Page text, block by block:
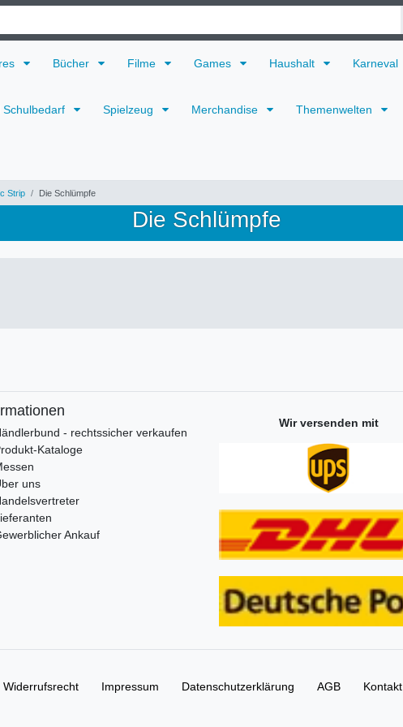
Bücher Filme Games Haushalt Karneval
Schulbedarf Spielzeug Merchandise Themenwelten
Strip Die Schlümpfe
Die Schlümpfe
- rechtssicher verkaufen
Kataloge
uns
Ankauf
Wir versenden mit
Widerrufs­recht Impressum Daten­schutz­erklärung AGB Kontakt